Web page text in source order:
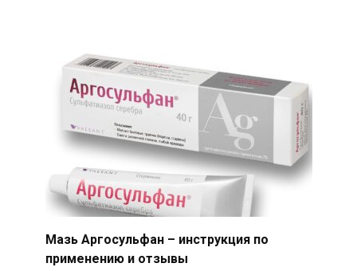
Мазь Аргосульфан – инструкция по
применению и отзывы